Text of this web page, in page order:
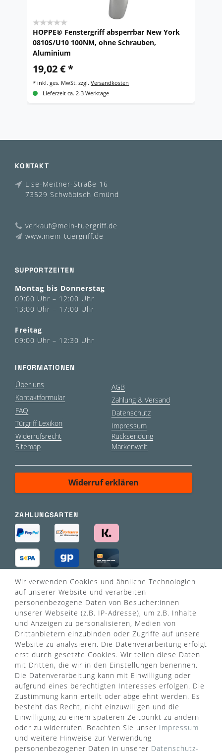
HOPPE® Fenstergriff absperrbar New York
0810S/U10 100NM, ohne Schrauben,
Aluminium
19,02 € *
* inkl. ges. MwSt. zzgl.Versandkosten
Lieferzeit ca. 2-3 Werktage
KONTAKT
Lise-Meitner-Straße 16
73529 Schwäbisch Gmünd
verkauf@mein-tuergriff.de
www.mein-tuergriff.de
SUPPORTZEITEN
Montag bis Donnerstag
09:00 Uhr – 12:00 Uhr
13:00 Uhr – 17:00 Uhr
Freitag
09:00 Uhr – 12:30 Uhr
INFORMATIONEN
Über uns
Kontaktformular
FAQ
Türgriff Lexikon
Widerrufsrecht
Sitemap
AGB
Zahlung & Versand
Datenschutz
Impressum
Rücksendung
Markenwelt
Widerruf erklären
ZAHLUNGSARTEN
VERSANDART
WUSSTEN SIE SCHON?
Das Käufersiegel des Händlerbunds garantiert Ihnen
Wir verwenden Cookies und ähnliche Technologien
auf unserer Website und verarbeiten
personenbezogene Daten von Besucher:innen
unserer Webseite (z.B. IP-Adresse), um z.B. Inhalte
und Anzeigen zu personalisieren, Medien von
Drittanbietern einzubinden oder Zugriffe auf unsere
Website zu analysieren. Die Datenverarbeitung erfolgt
erst durch gesetzte Cookies. Wir teilen diese Daten
mit Dritten, die wir in den Einstellungen benennen.
Die Datenverarbeitung kann mit Einwilligung oder
aufgrund eines berechtigten Interesses erfolgen. Die
Zustimmung kann erteilt oder abgelehnt werden. Es
besteht das Recht, nicht einzuwilligen und die
Einwilligung zu einem späteren Zeitpunkt zu ändern
oder zu widerrufen. Beachten Sie unser Impressum
und weitere Hinweise zur Verwendung
personenbezogener Daten in unserer Daten­schutz­